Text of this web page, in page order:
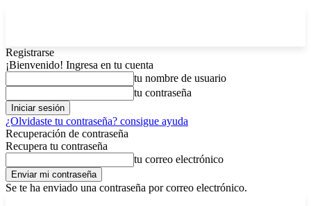
Registrarse
¡Bienvenido! Ingresa en tu cuenta
tu nombre de usuario
tu contraseña
¿Olvidaste tu contraseña? consigue ayuda
Recuperación de contraseña
Recupera tu contraseña
tu correo electrónico
Se te ha enviado una contraseña por correo electrónico.